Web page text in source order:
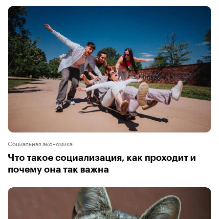
Социальная экономика
Что такое социализация, как проходит и
почему она так важна